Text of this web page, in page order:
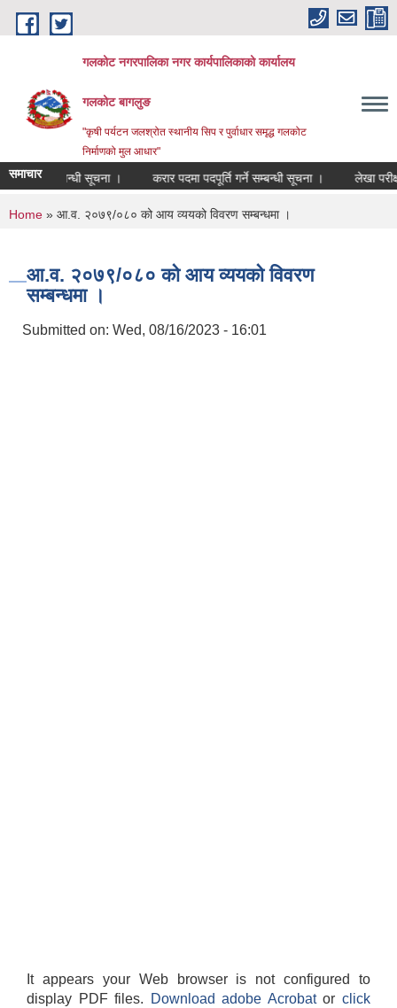
Skip to main content
गलकोट नगरपालिका नगर कार्यपालिकाको कार्यालय
गलकोट बागलुङ
"कृषी पर्यटन जलश्रोत स्थानीय सिप र पुर्वाधार समृद्ध गलकोट
निर्माणको मुल आधार"
समाचार
सहमति सम्बन्धी सूचना । करार पदमा पदपूर्ति गर्ने सम्बन्धी सूचना । लेखा
You are here
Home » आ.व. २०७९/०८० को आय व्ययको विवरण सम्बन्धमा ।
आ.व. २०७९/०८० को आय व्ययको विवरण
सम्बन्धमा ।
Submitted on: Wed, 08/16/2023 - 16:01
It appears your Web browser is not configured to
display PDF files.
Download adobe Acrobatorclick